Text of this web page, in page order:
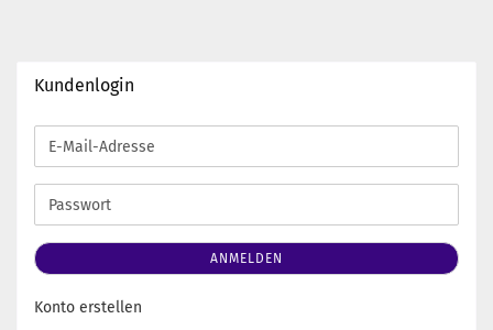
Kundenlogin
E-
Mail-
Adresse
Passwort
ANMELDEN
Konto erstellen